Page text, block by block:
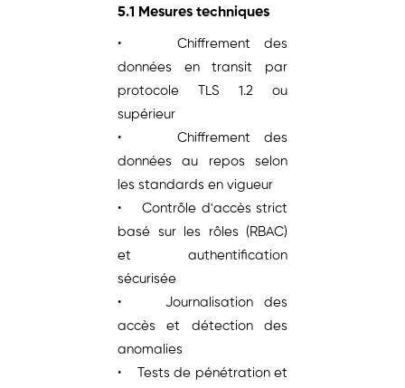
5.1 Mesures techniques
• Chiffrement des
données en transit par
protocole TLS 1.2 ou
supérieur
• Chiffrement des
données au repos selon
les standards en vigueur
• Contrôle d'accès strict
basé sur les rôles (RBAC)
et authentification
sécurisée
• Journalisation des
accès et détection des
anomalies
• Tests de pénétration et